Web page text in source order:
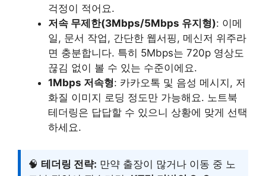
걱정이 적어요.
저속 무제한(3Mbps/5Mbps 유지형): 이메
일, 문서 작업, 간단한 웹서핑, 메신저 위주라
면 충분합니다. 특히 5Mbps는 720p 영상도
끊김 없이 볼 수 있는 수준이에요.
1Mbps 저속형: 카카오톡 및 음성 메시지, 저
화질 이미지 로딩 정도만 가능해요. 노트북
테더링은 답답할 수 있으니 상황에 맞게 선택
하세요.
🧠 테더링 전략: 만약 출장이 많거나 이동 중 노